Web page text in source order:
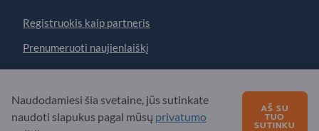
Registruokis kaip partneris
Prenumeruoti naujienlaiškį
Turite klausimų?
DUK
Naudodamiesi šia svetaine, jūs sutinkate
naudoti slapukus pagal mūsų privatumo
AŠ SU
TUO
SUTINKU